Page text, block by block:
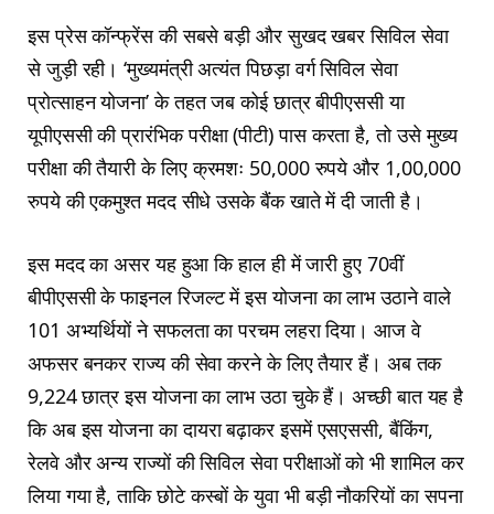
इस प्रेस कॉन्फ्रेंस की सबसे बड़ी और सुखद खबर सिविल सेवा
से जुड़ी रही। ‘मुख्यमंत्री अत्यंत पिछड़ा वर्ग सिविल सेवा
प्रोत्साहन योजना’ के तहत जब कोई छात्र बीपीएससी या
यूपीएससी की प्रारंभिक परीक्षा (पीटी) पास करता है, तो उसे मुख्य
परीक्षा की तैयारी के लिए क्रमशः 50,000 रुपये और 1,00,000
रुपये की एकमुश्त मदद सीधे उसके बैंक खाते में दी जाती है।
इस मदद का असर यह हुआ कि हाल ही में जारी हुए 70वीं
बीपीएससी के फाइनल रिजल्ट में इस योजना का लाभ उठाने वाले
101 अभ्यर्थियों ने सफलता का परचम लहरा दिया। आज वे
अफसर बनकर राज्य की सेवा करने के लिए तैयार हैं। अब तक
9,224 छात्र इस योजना का लाभ उठा चुके हैं। अच्छी बात यह है
कि अब इस योजना का दायरा बढ़ाकर इसमें एसएससी, बैंकिंग,
रेलवे और अन्य राज्यों की सिविल सेवा परीक्षाओं को भी शामिल कर
लिया गया है, ताकि छोटे कस्बों के युवा भी बड़ी नौकरियों का सपना